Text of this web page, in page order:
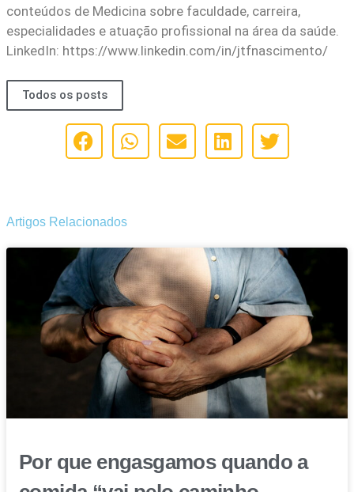
conteúdos de Medicina sobre faculdade, carreira,
especialidades e atuação profissional na área da saúde.
LinkedIn: https://www.linkedin.com/in/jtfnascimento/
Todos os posts
Artigos Relacionados
Por que engasgamos quando a